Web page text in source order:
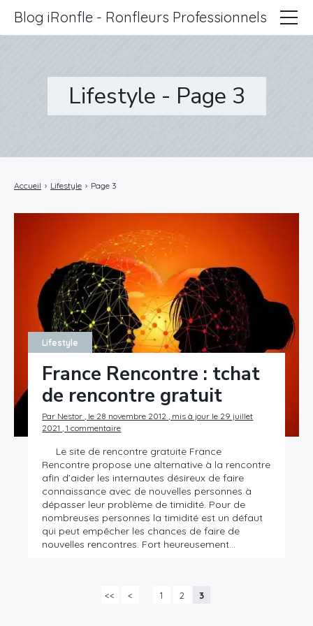
Lifestyle - Page 3
Accueil › Lifestyle › Page 3
Lifestyle
France Rencontre : tchat
de rencontre gratuit
Par Nestor , le 28 novembre 2012 , mis à jour le 29 juillet
2021 , 1 commentaire
Le site de rencontre gratuite France
Rencontre propose une alternative à la rencontre
afin d’aider les internautes désireux de faire
connaissance avec de nouvelles personnes à
dépasser leur problème de timidité. Pour de
nombreuses personnes la timidité est un défaut
qui peut empêcher les chances de faire de
nouvelles rencontres. Fort heureusement…
<< < 1 2 3
Blog iRonfle - Ronfleurs Professionnels
Revue Web
×
Rechercher